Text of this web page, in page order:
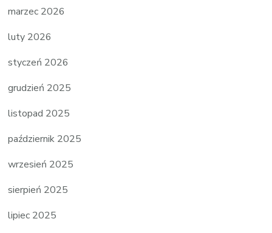
marzec 2026
luty 2026
styczeń 2026
grudzień 2025
listopad 2025
październik 2025
wrzesień 2025
sierpień 2025
lipiec 2025